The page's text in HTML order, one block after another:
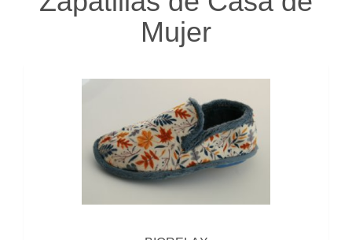
SENDERISMO Y TREKKING
Mujer